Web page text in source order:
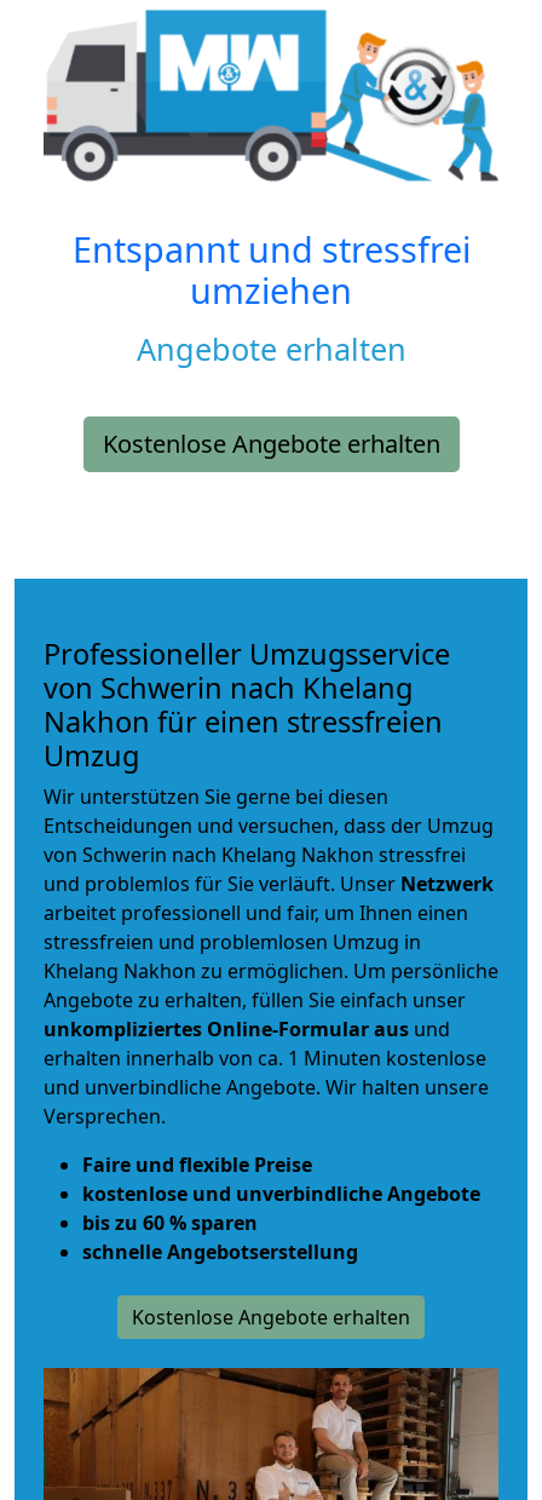
Entspannt und stressfrei
umziehen
Angebote erhalten
Kostenlose Angebote erhalten
Professioneller Umzugsservice
von Schwerin nach Khelang
Nakhon für einen stressfreien
Umzug
Wir unterstützen Sie gerne bei diesen
Entscheidungen und versuchen, dass der Umzug
von Schwerin nach Khelang Nakhon stressfrei
und problemlos für Sie verläuft. Unser Netzwerk
arbeitet professionell und fair, um Ihnen einen
stressfreien und problemlosen Umzug in
Khelang Nakhon zu ermöglichen. Um persönliche
Angebote zu erhalten, füllen Sie einfach unser
unkompliziertes Online-Formular aus und
erhalten innerhalb von ca. 1 Minuten kostenlose
und unverbindliche Angebote. Wir halten unsere
Versprechen.
Faire und flexible Preise
kostenlose und unverbindliche Angebote
bis zu 60 % sparen
schnelle Angebotserstellung
Kostenlose Angebote erhalten